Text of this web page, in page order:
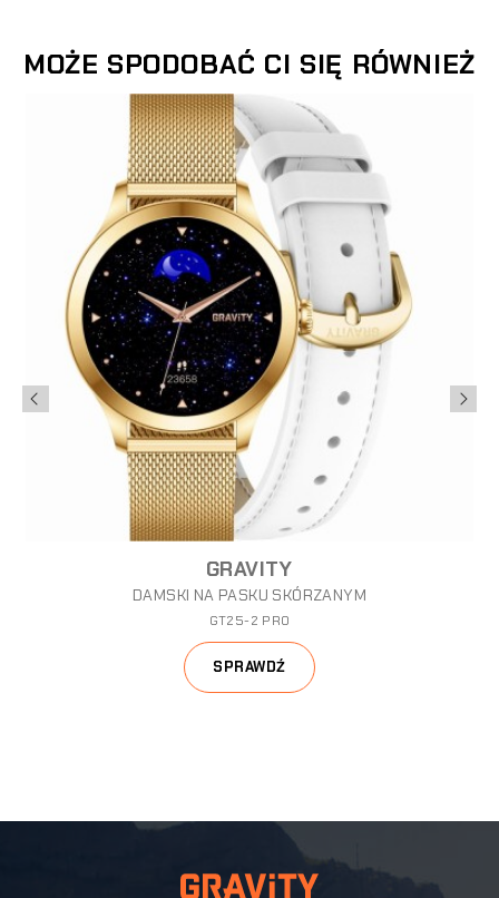
MOŻE SPODOBAĆ CI SIĘ RÓWNIEŻ
GRAVITY
DAMSKI NA PASKU SKÓRZANYM
GT25-2 PRO
SPRAWDŹ